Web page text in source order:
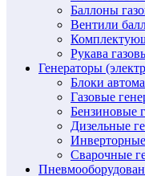
Баллоны
Вентили
Рукава
Генераторы
Блоки
Газовые
Бензиновые
Дизельные
Сварочные